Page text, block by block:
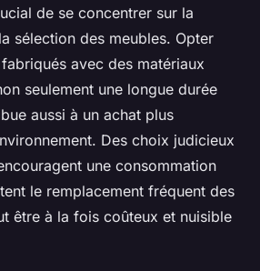
de se concentrer sur la
sélection des meubles. Opter
avec des matériaux
seulement une longue durée
aussi à un achat plus
Des choix judicieux
une consommation
le remplacement fréquent des
être à la fois coûteux et nuisible